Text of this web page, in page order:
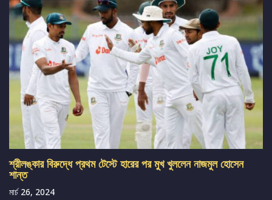
শ্রীলঙ্কার বিরুদ্ধে প্রথম টেস্টে হারের পর মুখ খুললেন নাজমুল হোসেন
শান্ত
মার্চ 26, 2024